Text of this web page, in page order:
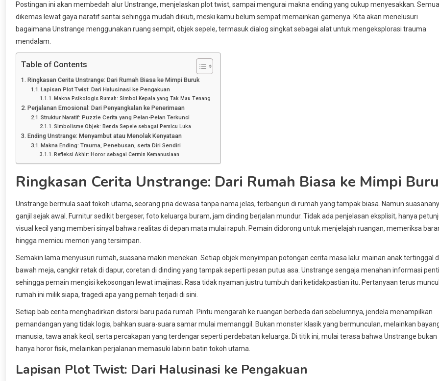
Postingan ini akan membedah alur Unstrange, menjelaskan plot twist, sampai mengurai makna ending yang cukup menyesakkan. Semua
dikemas lewat gaya naratif santai sehingga mudah diikuti, meski kamu belum sempat memainkan gamenya. Kita akan menelusuri
bagaimana Unstrange menggunakan ruang sempit, objek sepele, termasuk dialog singkat sebagai alat untuk mengeksplorasi trauma
mendalam.
Table of Contents
Ringkasan Cerita Unstrange: Dari Rumah Biasa ke Mimpi Buruk
Lapisan Plot Twist: Dari Halusinasi ke Pengakuan
Makna Psikologis Rumah: Simbol Kepala yang Tak Mau Tenang
Perjalanan Emosional: Dari Penyangkalan ke Penerimaan
Struktur Naratif: Puzzle Cerita yang Pelan-Pelan Terkunci
Simbolisme Objek: Benda Sepele sebagai Pemicu Luka
Ending Unstrange: Menyambut atau Menolak Kenyataan
Makna Ending: Trauma, Penebusan, serta Diri Sendiri
Refleksi Akhir: Horor sebagai Cermin Kemanusiaan
Ringkasan Cerita Unstrange: Dari Rumah Biasa ke Mimpi
Unstrange bermula saat tokoh utama, seorang pria dewasa tanpa nama jelas, terbangun di rumah yang tampak biasa. Namun
ganjil sejak awal. Furnitur sedikit bergeser, foto keluarga buram, jam dinding berjalan mundur. Tidak ada penjelasan eksplisit, hanya
visual kecil yang memberi sinyal bahwa realitas di depan mata mulai rapuh. Pemain didorong untuk menjelajah ruangan, memeriksa
hingga memicu memori yang tersimpan.
Semakin lama menyusuri rumah, suasana makin menekan. Setiap objek menyimpan potongan cerita masa lalu: mainan anak tertinggal
bawah meja, cangkir retak di dapur, coretan di dinding yang tampak seperti pesan putus asa. Unstrange sengaja menahan informasi
sehingga pemain mengisi kekosongan lewat imajinasi. Rasa tidak nyaman justru tumbuh dari ketidakpastian itu. Pertanyaan terus
rumah ini milik siapa, tragedi apa yang pernah terjadi di sini.
Setiap bab cerita menghadirkan distorsi baru pada rumah. Pintu mengarah ke ruangan berbeda dari sebelumnya, jendela menampilkan
pemandangan yang tidak logis, bahkan suara-suara samar mulai memanggil. Bukan monster klasik yang bermunculan, melainkan
manusia, tawa anak kecil, serta percakapan yang terdengar seperti perdebatan keluarga. Di titik ini, mulai terasa bahwa Unstrange bukan
hanya horor fisik, melainkan perjalanan memasuki labirin batin tokoh utama.
Lapisan Plot Twist: Dari Halusinasi ke Pengakuan